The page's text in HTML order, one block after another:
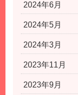
2024年6月
2024年5月
2024年3月
2023年11月
2023年9月